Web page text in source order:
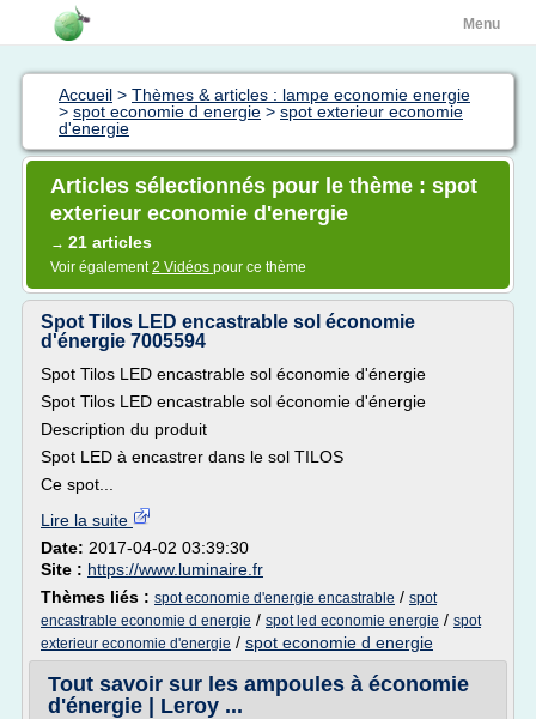
Menu
Accueil > Thèmes & articles : lampe economie energie
> spot economie d energie > spot exterieur economie
d'energie
Articles sélectionnés pour le thème : spot
exterieur economie d'energie
→ 21 articles
Voir également2 Vidéos pour ce thème
Spot Tilos LED encastrable sol économie
d'énergie 7005594
Spot Tilos LED encastrable sol économie d'énergie
Spot Tilos LED encastrable sol économie d'énergie
Description du produit
Spot LED à encastrer dans le sol TILOS
Ce spot...
Lire la suite
Date: 2017-04-02 03:39:30
Site : https://www.luminaire.fr
Thèmes liés : spot economie d'energie encastrable / spot
encastrable economie d energie / spot led economie energie / spot
exterieur economie d'energie / spot economie d energie
Tout savoir sur les ampoules à économie
d'énergie | Leroy ...